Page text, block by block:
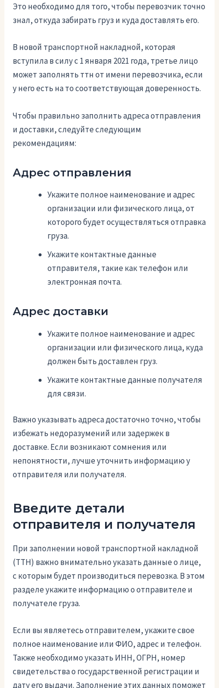
Это необходимо для того, чтобы перевозчик точно
знал, откуда забирать груз и куда доставлять его.
В новой транспортной накладной, которая
вступила в силу с 1 января 2021 года, третье лицо
может заполнять ттн от имени перевозчика, если
у него есть на то соответствующая доверенность.
Чтобы правильно заполнить адреса отправления
и доставки, следуйте следующим
рекомендациям:
Адрес отправления
Укажите полное наименование и адрес
организации или физического лица, от
которого будет осуществляться отправка
груза.
Укажите контактные данные
отправителя, такие как телефон или
электронная почта.
Адрес доставки
Укажите полное наименование и адрес
организации или физического лица, куда
должен быть доставлен груз.
Укажите контактные данные получателя
для связи.
Важно указывать адреса достаточно точно, чтобы
избежать недоразумений или задержек в
доставке. Если возникают сомнения или
непонятности, лучше уточнить информацию у
отправителя или получателя.
Введите детали
отправителя и получателя
При заполнении новой транспортной накладной
(ТТН) важно внимательно указать данные о лице,
с которым будет производиться перевозка. В этом
разделе укажите информацию о отправителе и
получателе груза.
Если вы являетесь отправителем, укажите свое
полное наименование или ФИО, адрес и телефон.
Также необходимо указать ИНН, ОГРН, номер
свидетельства о государственной регистрации и
дату его выдачи. Заполнение этих данных поможет